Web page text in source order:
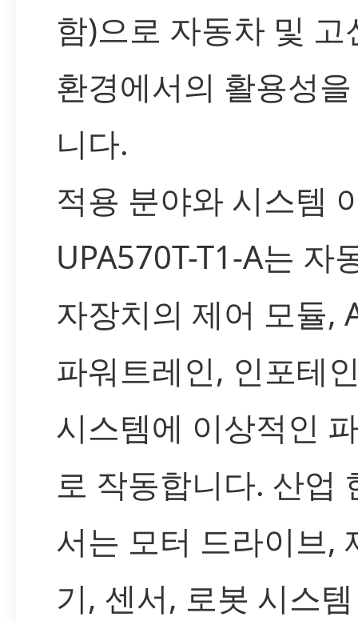
함)으로 자동차 및 고
환경에서의 활용성
니다.
적용 분야와 시스템
UPA570T-T1-A는 자
자장치의 제어 모듈,
파워트레인, 인포테
시스템에 이상적인
로 작동합니다. 산업
서는 모터 드라이브,
기, 센서, 로봇 시스